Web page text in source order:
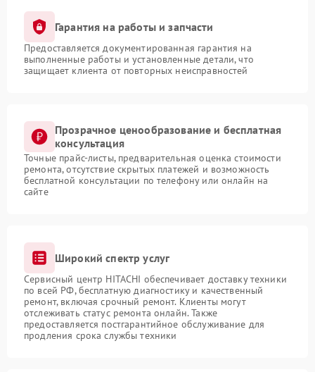
Гарантия на работы и запчасти
Предоставляется документированная гарантия на
выполненные работы и установленные детали, что
защищает клиента от повторных неисправностей
Прозрачное ценообразование и бесплатная
консультация
Точные прайс-листы, предварительная оценка стоимости
ремонта, отсутствие скрытых платежей и возможность
бесплатной консультации по телефону или онлайн на
сайте
Широкий спектр услуг
Сервисный центр HITACHI обеспечивает доставку техники
по всей РФ, бесплатную диагностику и качественный
ремонт, включая срочный ремонт. Клиенты могут
отслеживать статус ремонта онлайн. Также
предоставляется постгарантийное обслуживание для
продления срока службы техники